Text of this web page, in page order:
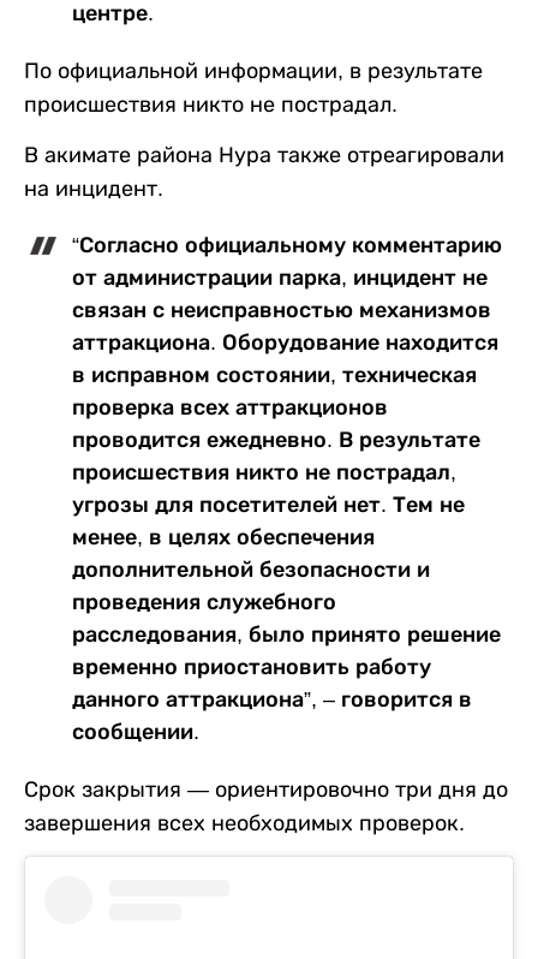
центре.
По официальной информации, в результате
происшествия никто не пострадал.
В акимате района Нура также отреагировали
на инцидент.
“Согласно официальному комментарию
от администрации парка, инцидент не
связан с неисправностью механизмов
аттракциона. Оборудование находится
в исправном состоянии, техническая
проверка всех аттракционов
проводится ежедневно. В результате
происшествия никто не пострадал,
угрозы для посетителей нет. Тем не
менее, в целях обеспечения
дополнительной безопасности и
проведения служебного
расследования, было принято решение
временно приостановить работу
данного аттракциона”, – говорится в
сообщении.
Срок закрытия — ориентировочно три дня до
завершения всех необходимых проверок.